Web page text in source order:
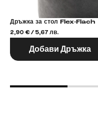
Дръжка за стол Flex-Flach
2,90 € / 5,67 лв.
Добави Дръжка